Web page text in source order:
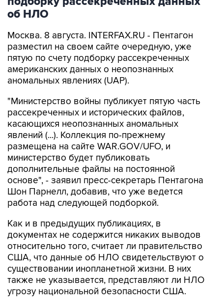
Москва. 8 августа. INTERFAX.RU - Пентагон
пятую по счету подборку рассекреченных
американских данных о неопознанных
аномальных явлениях (UAP).
"Министерство войны публикует пятую часть
касающихся неопознанных аномальных
явлений (...). Коллекция по-прежнему
размещена на сайте WAR.GOV/UFO, и
министерство будет публиковать
дополнительные файлы на постоянной
основе", - заявил пресс-секретарь Пентагона
Шон Парнелл, добавив, что уже ведется
работа над следующей подборкой.
Как и в предыдущих публикациях, в
относительно того, считает ли правительство
США, что данные об НЛО свидетельствуют о
существовании инопланетной жизни. В них
также не указывается, представляют ли НЛО
угрозу национальной безопасности США.
В Пентагоне подчеркивают, что публикация